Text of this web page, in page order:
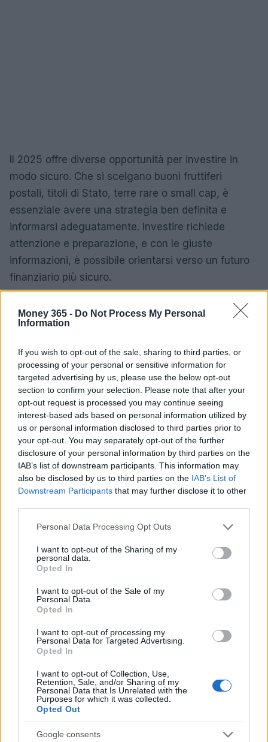
Money 365 - Do Not Process My Personal
Information
If you wish to opt-out of the sale, sharing to third parties, or
processing of your personal or sensitive information for
targeted advertising by us, please use the below opt-out
section to confirm your selection. Please note that after your
opt-out request is processed you may continue seeing
interest-based ads based on personal information utilized by
us or personal information disclosed to third parties prior to
your opt-out. You may separately opt-out of the further
disclosure of your personal information by third parties on the
IAB’s list of downstream participants. This information may
also be disclosed by us to third parties on the IAB’s List of
Downstream Participants that may further disclose it to other
Please note that this website/app uses one or more Google
not limited to your visit or usage behaviour. You may click to
grant or deny consent to Google and its third-party tags to
use your data for below specified purposes in below Google
consent section.
Personal Data Processing Opt Outs
I want to opt-out of the Sharing of my
personal data.
Opted In
I want to opt-out of the Sale of my
Personal Data.
Opted In
I want to opt-out of processing my
Personal Data for Targeted Advertising.
Opted In
I want to opt-out of Collection, Use,
Retention, Sale, and/or Sharing of my
Personal Data that Is Unrelated with the
Purposes for which it was collected.
Opted Out
Google consents
Il 2025 offre diverse opportunità per investire in
modo sicuro. Che si scelgano buoni fruttiferi
postali, titoli di Stato, terre rare o small cap, è
essenziale avere una strategia ben definita e
informarsi adeguatamente. Investire richiede
attenzione e preparazione, e con le giuste
informazioni, è possibile orientarsi verso un futuro
finanziario più sicuro.
AUTORE
Continua a leggere
MONEY NEWS